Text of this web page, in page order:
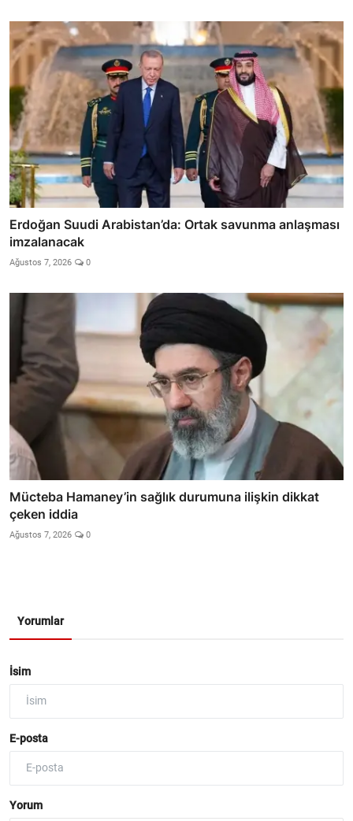
Erdoğan Suudi Arabistan’da: Ortak savunma anlaşması
imzalanacak
Ağustos 7, 2026 0
Mücteba Hamaney’in sağlık durumuna ilişkin dikkat
çeken iddia
Ağustos 7, 2026 0
Yorumlar
İsim
E-posta
Yorum